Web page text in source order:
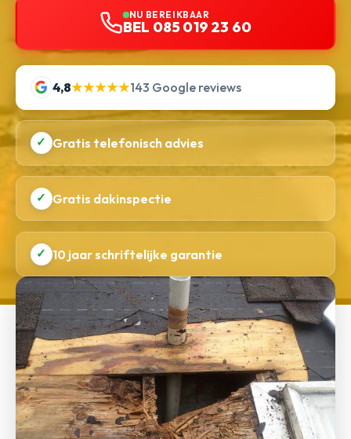
NU BEREIKBAAR
BEL 085 019 23 60
4,8★★★★★143 Google reviews
✓ Gratis telefonisch advies
✓ Gratis dakinspectie
✓ 10 jaar schriftelijke garantie